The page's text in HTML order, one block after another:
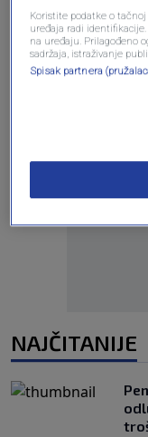
NAJČITANIJE
Koristite podatke o
uređaja radi
na uređaju. Prilagođeno
sadržaja, istraživanje
Spisak partnera